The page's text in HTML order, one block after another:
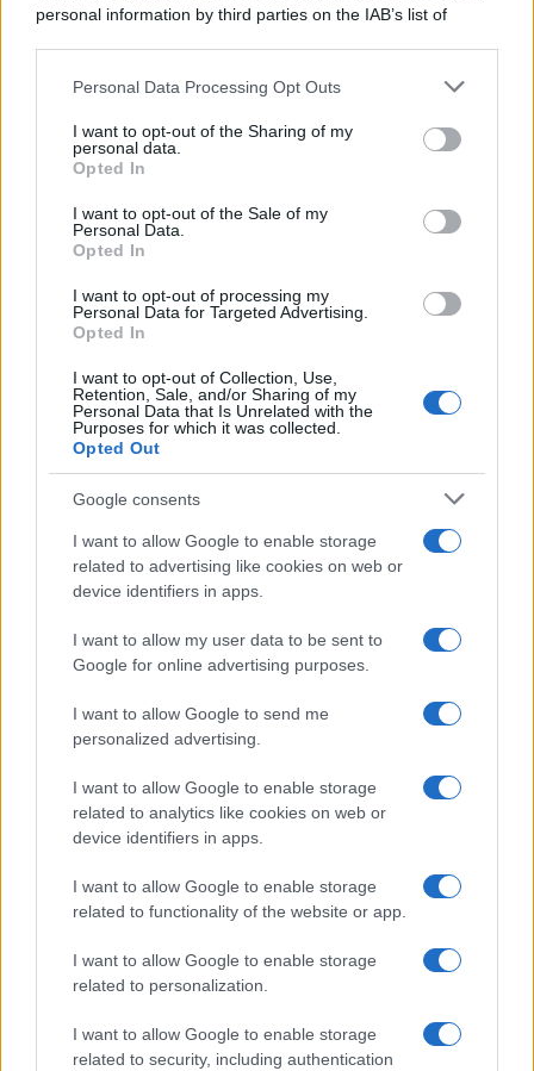
personal information by third parties on the IAB’s list of
This information may also be disclosed by us to third parties
disclose it to other third parties.
Please note that this website/app uses one or more Google
services and may gather and store information including but
not limited to your visit or usage behaviour. You may click to
grant or deny consent to Google and its third-party tags to
consent section.
Personal Data Processing Opt Outs
I want to opt-out of the Sharing of my
personal data.
Opted In
I want to opt-out of the Sale of my
Personal Data.
Opted In
I want to opt-out of processing my
Personal Data for Targeted Advertising.
Opted In
I want to opt-out of Collection, Use,
Retention, Sale, and/or Sharing of my
Personal Data that Is Unrelated with the
Purposes for which it was collected.
Opted Out
Google consents
I want to allow Google to enable storage
related to advertising like cookies on web or
device identifiers in apps.
I want to allow my user data to be sent to
Google for online advertising purposes.
I want to allow Google to send me
personalized advertising.
I want to allow Google to enable storage
related to analytics like cookies on web or
device identifiers in apps.
I want to allow Google to enable storage
related to functionality of the website or app.
I want to allow Google to enable storage
related to personalization.
I want to allow Google to enable storage
related to security, including authentication